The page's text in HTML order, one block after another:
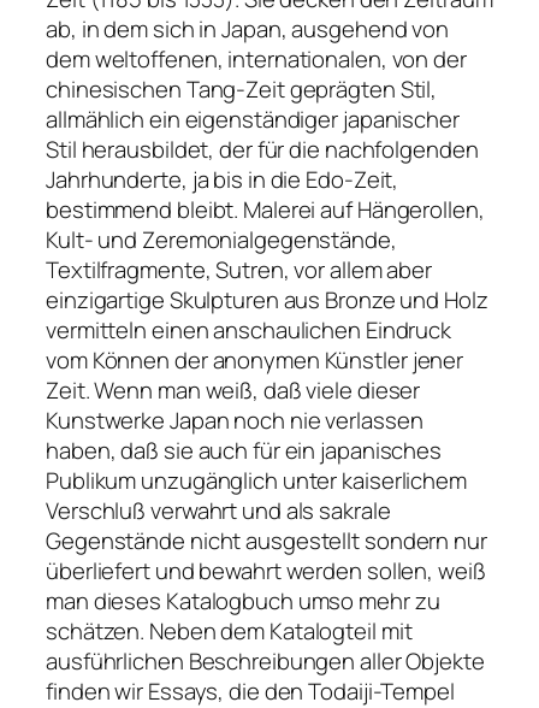
ab, in dem sich in Japan, ausgehend von
dem weltoffenen, internationalen, von der
chinesischen Tang-Zeit geprägten Stil,
allmählich ein eigenständiger japanischer
Stil herausbildet, der für die nachfolgenden
Jahrhunderte, ja bis in die Edo-Zeit,
bestimmend bleibt. Malerei auf Hängerollen,
Kult- und Zeremonialgegenstände,
Textilfragmente, Sutren, vor allem aber
einzigartige Skulpturen aus Bronze und Holz
vermitteln einen anschaulichen Eindruck
vom Können der anonymen Künstler jener
Zeit. Wenn man weiß, daß viele dieser
Kunstwerke Japan noch nie verlassen
haben, daß sie auch für ein japanisches
Publikum unzugänglich unter kaiserlichem
Verschluß verwahrt und als sakrale
Gegenstände nicht ausgestellt sondern nur
überliefert und bewahrt werden sollen, weiß
man dieses Katalogbuch umso mehr zu
schätzen. Neben dem Katalogteil mit
ausführlichen Beschreibungen aller Objekte
finden wir Essays, die den Todaiji-Tempel